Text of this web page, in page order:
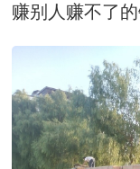
赚别人赚不了